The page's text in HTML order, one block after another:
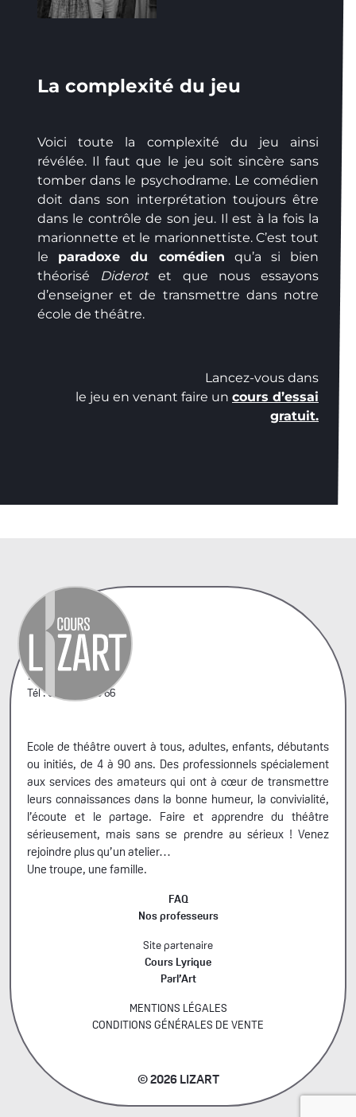
La complexité du jeu
Voici toute la complexité du jeu ainsi
révélée. Il faut que le jeu soit sincère sans
tomber dans le psychodrame. Le comédien
doit dans son interprétation toujours être
dans le contrôle de son jeu. Il est à la fois la
marionnette et le marionnettiste. C’est tout
le paradoxe du comédien qu’a si bien
théorisé Diderotet que nous essayons
d’enseigner et de transmettre dans notre
école de théâtre.
Lancez-vous dans
le jeu en venant faire un cours d’essai
gratuit.
42, rue A. Penaud
75020 Paris
Tél : 06 44 66 99 66
Ecole de théâtre ouvert à tous, adultes, enfants, débutants
ou initiés, de 4 à 90 ans. Des professionnels spécialement
aux services des amateurs qui ont à cœur de transmettre
leurs connaissances dans la bonne humeur, la convivialité,
l’écoute et le partage. Faire et apprendre du théâtre
sérieusement, mais sans se prendre au sérieux ! Venez
rejoindre plus qu’un atelier…
Une troupe, une famille.
FAQ
Nos professeurs
Site partenaire
Cours Lyrique
Parl’Art
MENTIONS LÉGALES
CONDITIONS GÉNÉRALES DE VENTE
© 2026 LIZART